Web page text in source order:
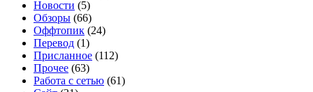
Новости (5)
Обзоры (66)
Оффтопик (24)
Перевод (1)
Присланное (112)
Прочее (63)
Работа с сетью (61)